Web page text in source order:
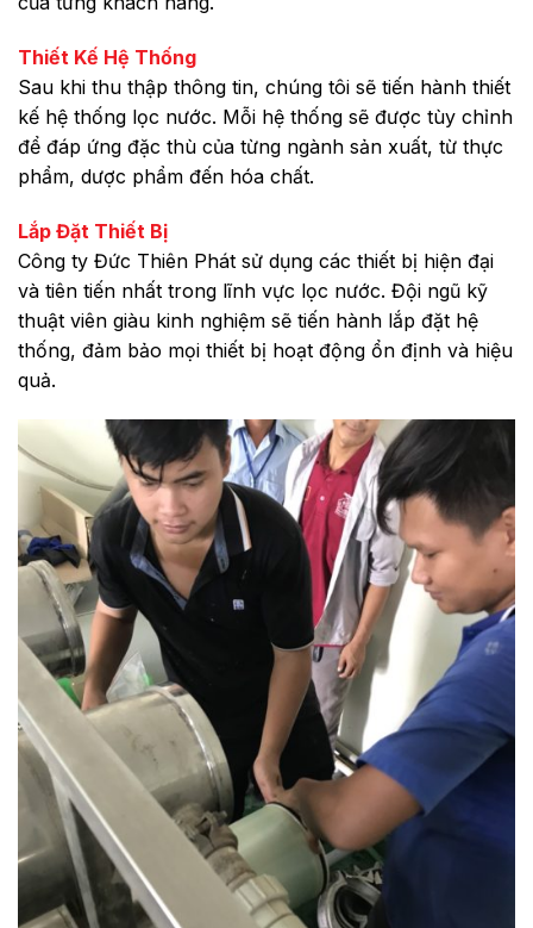
Thiết Kế Hệ Thống
Sau khi thu thập thông tin, chúng tôi sẽ tiến hành thiết
kế hệ thống lọc nước. Mỗi hệ thống sẽ được tùy chỉnh
để đáp ứng đặc thù của từng ngành sản xuất, từ thực
phẩm, dược phẩm đến hóa chất.
Lắp Đặt Thiết Bị
Công ty Đức Thiên Phát sử dụng các thiết bị hiện đại
và tiên tiến nhất trong lĩnh vực lọc nước. Đội ngũ kỹ
thuật viên giàu kinh nghiệm sẽ tiến hành lắp đặt hệ
thống, đảm bảo mọi thiết bị hoạt động ổn định và hiệu
quả.